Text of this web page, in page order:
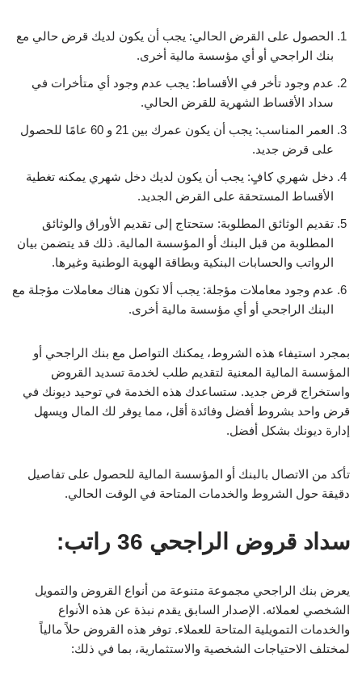
الحصول على القرض الحالي: يجب أن يكون لديك قرض حالي مع
بنك الراجحي أو أي مؤسسة مالية أخرى.
عدم وجود تأخر في الأقساط: يجب عدم وجود أي متأخرات في
سداد الأقساط الشهرية للقرض الحالي.
العمر المناسب: يجب أن يكون عمرك بين 21 و 60 عامًا للحصول
على قرض جديد.
دخل شهري كافٍ: يجب أن يكون لديك دخل شهري يمكنه تغطية
الأقساط المستحقة على القرض الجديد.
تقديم الوثائق المطلوبة: ستحتاج إلى تقديم الأوراق والوثائق
المطلوبة من قبل البنك أو المؤسسة المالية. ذلك قد يتضمن بيان
الرواتب والحسابات البنكية وبطاقة الهوية الوطنية وغيرها.
عدم وجود معاملات مؤجلة: يجب ألا تكون هناك معاملات مؤجلة مع
البنك الراجحي أو أي مؤسسة مالية أخرى.
بمجرد استيفاء هذه الشروط، يمكنك التواصل مع بنك الراجحي أو
المؤسسة المالية المعنية لتقديم طلب لخدمة تسديد القروض
واستخراج قرض جديد. ستساعدك هذه الخدمة في توحيد ديونك في
قرض واحد بشروط أفضل وفائدة أقل، مما يوفر لك المال ويسهل
إدارة ديونك بشكل أفضل.
تأكد من الاتصال بالبنك أو المؤسسة المالية للحصول على تفاصيل
دقيقة حول الشروط والخدمات المتاحة في الوقت الحالي.
سداد قروض الراجحي 36 راتب:
يعرض بنك الراجحي مجموعة متنوعة من أنواع القروض والتمويل
الشخصي لعملائه. الإصدار السابق يقدم نبذة عن هذه الأنواع
والخدمات التمويلية المتاحة للعملاء. توفر هذه القروض حلاً مالياً
لمختلف الاحتياجات الشخصية والاستثمارية، بما في ذلك: